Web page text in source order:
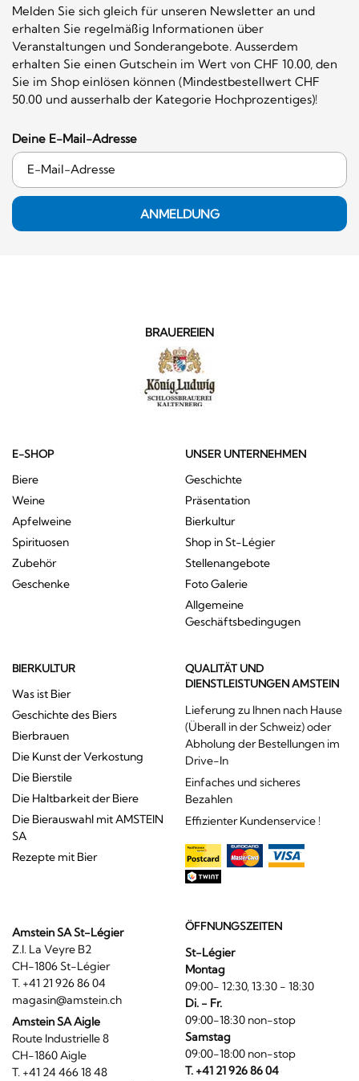
Melden Sie sich gleich für unseren Newsletter an und
erhalten Sie regelmäßig Informationen über
Veranstaltungen und Sonderangebote. Ausserdem
erhalten Sie einen Gutschein im Wert von CHF 10.00, den
Sie im Shop einlösen können (Mindestbestellwert CHF
50.00 und ausserhalb der Kategorie Hochprozentiges)!
Deine E-Mail-Adresse
ANMELDUNG
BRAUEREIEN
E-SHOP
Biere
Weine
Apfelweine
Spirituosen
Zubehör
Geschenke
UNSER UNTERNEHMEN
Geschichte
Präsentation
Bierkultur
Shop in St-Légier
Stellenangebote
Foto Galerie
Allgemeine
Geschäftsbedingugen
BIERKULTUR
Was ist Bier
Geschichte des Biers
Bierbrauen
Die Kunst der Verkostung
Die Bierstile
Die Haltbarkeit der Biere
Die Bierauswahl mit AMSTEIN
SA
Rezepte mit Bier
QUALITÄT UND
DIENSTLEISTUNGEN AMSTEIN
Lieferung zu Ihnen nach Hause
(Überall in der Schweiz) oder
Abholung der Bestellungen im
Drive-In
Einfaches und sicheres
Bezahlen
Effizienter Kundenservice !
Amstein SA St-Légier
Z.I. La Veyre B2
CH-1806 St-Légier
T. +41 21 926 86 04
magasin@amstein.ch
Amstein SA Aigle
Route Industrielle 8
CH-1860 Aigle
T. +41 24 466 18 48
ÖFFNUNGSZEITEN
St-Légier
Montag
09:00- 12:30, 13:30 - 18:30
Di. - Fr.
09:00-18:30 non-stop
Samstag
09:00-18:00 non-stop
T. +41 21 926 86 04